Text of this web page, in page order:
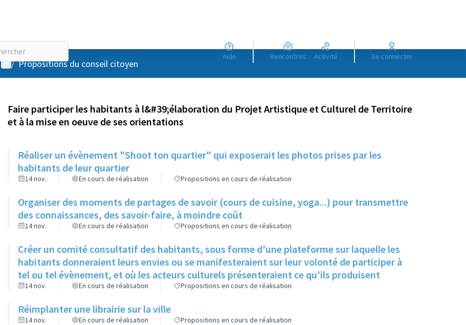
Aide Rencontres Activité Se connecter
Menu utilisateur
/ Propositions du conseil citoyen
Faire participer les habitants à l&#39;élaboration du Projet Artistique et Culturel de Territoire
et à la mise en oeuve de ses orientations
Réaliser un évènement "Shoot ton quartier" qui exposerait les photos prises par les
habitants de leur quartier
14 nov. En cours de réalisation Propositions en cours de réalisation
Organiser des moments de partages de savoir (cours de cuisine, yoga...) pour transmettre
des connaissances, des savoir-faire, à moindre coût
14 nov. En cours de réalisation Propositions en cours de réalisation
Créer un comité consultatif des habitants, sous forme d'une plateforme sur laquelle les
habitants donneraient leurs envies ou se manifesteraient sur leur volonté de participer à
tel ou tel évènement, et où les acteurs culturels présenteraient ce qu'ils produisent
14 nov. En cours de réalisation Propositions en cours de réalisation
Réimplanter une librairie sur la ville
14 nov. En cours de réalisation Propositions en cours de réalisation